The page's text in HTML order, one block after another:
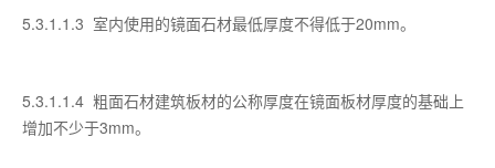
5.3.1.1.3 室内使用的镜面石材最低厚度不得低于20mm。
5.3.1.1.4 粗面石材建筑板材的公称厚度在镜面板材厚度的基础上
增加不少于3mm。